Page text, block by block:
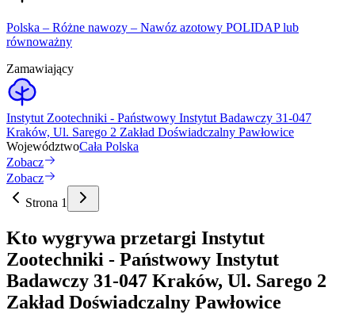
Polska – Różne nawozy – Nawóz azotowy POLIDAP lub
równoważny
Zamawiający
Instytut Zootechniki - Państwowy Instytut Badawczy 31-047
Kraków, Ul. Sarego 2 Zakład Doświadczalny Pawłowice
WojewództwoCała Polska
Zobacz
Zobacz
Strona 1
Kto wygrywa przetargi Instytut
Zootechniki - Państwowy Instytut
Badawczy 31-047 Kraków, Ul. Sarego 2
Zakład Doświadczalny Pawłowice